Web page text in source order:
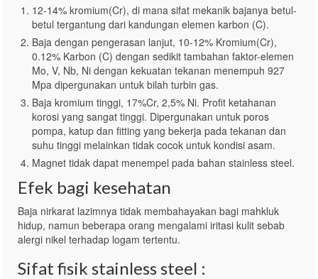
12-14% kromium(Cr), di mana sifat mekanik bajanya betul-
betul tergantung dari kandungan elemen karbon (C).
Baja dengan pengerasan lanjut, 10-12% Kromium(Cr),
0.12% Karbon (C) dengan sedikit tambahan faktor-elemen
Mo, V, Nb, Ni dengan kekuatan tekanan menempuh 927
Mpa dipergunakan untuk bilah turbin gas.
Baja kromium tinggi, 17%Cr, 2,5% Ni. Profit ketahanan
korosi yang sangat tinggi. Dipergunakan untuk poros
pompa, katup dan fitting yang bekerja pada tekanan dan
suhu tinggi melainkan tidak cocok untuk kondisi asam.
Magnet tidak dapat menempel pada bahan stainless steel.
Efek bagi kesehatan
Baja nirkarat lazimnya tidak membahayakan bagi mahkluk
hidup, namun beberapa orang mengalami iritasi kulit sebab
alergi nikel terhadap logam tertentu.
Sifat fisik stainless steel :